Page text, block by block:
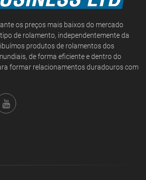
os preços mais baixos do mercado
de rolamento, independentemente da
produtos de rolamentos dos
de forma eficiente e dentro do
formar relacionamentos duradouros com